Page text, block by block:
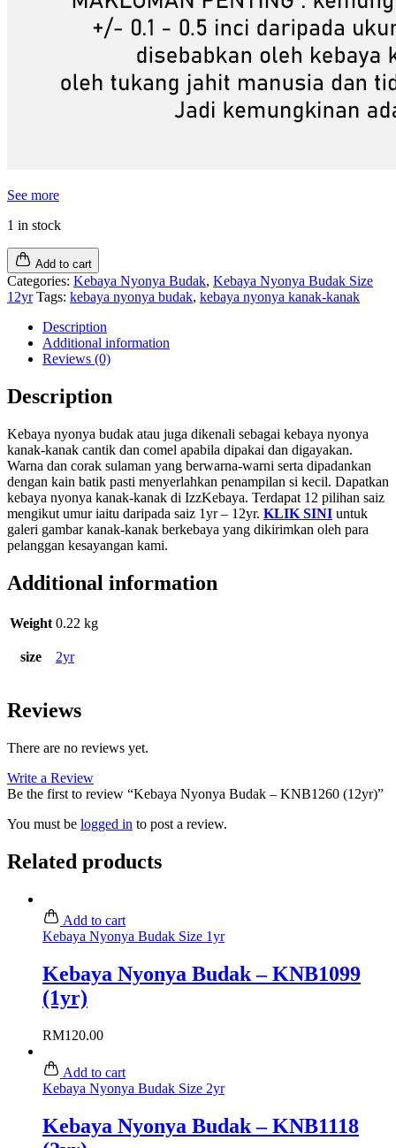
See more
1 in stock
Add to cart
Categories: Kebaya Nyonya Budak, Kebaya Nyonya Budak Size
12yr Tags: kebaya nyonya budak, kebaya nyonya kanak-kanak
Description
Additional information
Reviews (0)
Description
Kebaya nyonya budak atau juga dikenali sebagai kebaya nyonya
kanak-kanak cantik dan comel apabila dipakai dan digayakan.
Warna dan corak sulaman yang berwarna-warni serta dipadankan
dengan kain batik pasti menyerlahkan penampilan si kecil. Dapatkan
kebaya nyonya kanak-kanak di IzzKebaya. Terdapat 12 pilihan saiz
mengikut umur iaitu daripada saiz 1yr – 12yr. KLIK SINI untuk
galeri gambar kanak-kanak berkebaya yang dikirimkan oleh para
pelanggan kesayangan kami.
Additional information
Weight 0.22 kg
size 2yr
Reviews
There are no reviews yet.
Write a Review
Be the first to review “Kebaya Nyonya Budak – KNB1260 (12yr)”
You must be logged in to post a review.
Related products
Add to cart
Kebaya Nyonya Budak Size 1yr
Kebaya Nyonya Budak – KNB1099
(1yr)
RM120.00
Add to cart
Kebaya Nyonya Budak Size 2yr
Kebaya Nyonya Budak – KNB1118